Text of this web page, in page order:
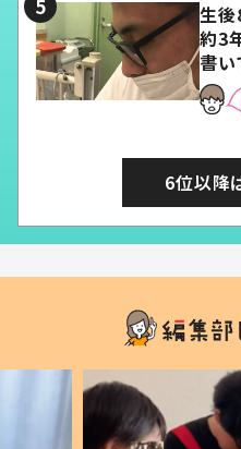
生後
約3
書い
6位以降